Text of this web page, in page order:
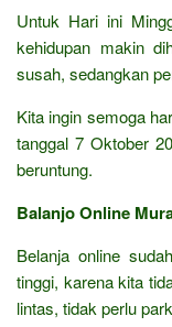
Untuk Hari ini
kehidupan makin
susah, sedangkan
Kita ingin semoga
tanggal 7 Oktober
beruntung.
Balanjo Online
Belanja online
tinggi, karena kita
lintas, tidak perlu